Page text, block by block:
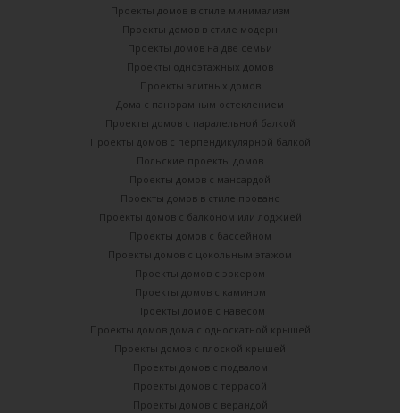
Проекты домов в стиле минимализм
Проекты домов в стиле модерн
Проекты домов на две семьи
Проекты одноэтажных домов
Проекты элитных домов
Дома с панорамным остеклением
Проекты домов с паралельной балкой
Проекты домов с перпендикулярной балкой
Польские проекты домов
Проекты домов с мансардой
Проекты домов в стиле прованс
Проекты домов с балконом или лоджией
Проекты домов с бассейном
Проекты домов с цокольным этажом
Проекты домов с эркером
Проекты домов с камином
Проекты домов с навесом
Проекты домов дома с односкатной крышей
Проекты домов с плоской крышей
Проекты домов с подвалом
Проекты домов с террасой
Проекты домов с верандой